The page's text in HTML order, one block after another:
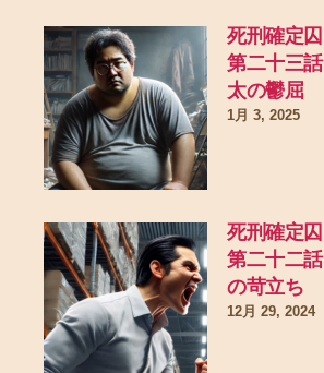
死刑確定
第二十三
太の鬱屈
1月 3, 2025
死刑確定
第二十二
の苛立ち
12月 29, 2024